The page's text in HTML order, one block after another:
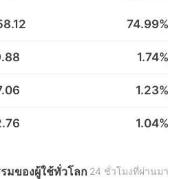
74.99%
1.74%
1.23%
1.04%
มของผู้ใช้ทั่วโลก 24 ชั่วโมงที่ผ่านมา